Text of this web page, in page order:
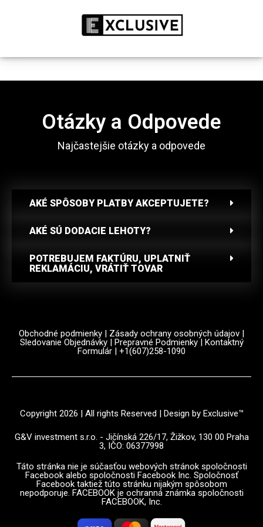
ZĽAVA: 50% LEN DNES!
KÚPIŤ
Otázky a Odpovede
Najčastejšie otázky a odpovede
AKÉ SPÔSOBY PLATBY AKCEPTUJETE?
AKÉ SÚ DODACIE LEHOTY?
POTREBUJEM FAKTÚRU, UPLATNIŤ
REKLAMÁCIU, VRÁTIŤ TOVAR
Obchodné podmienky | Zásady ochrany osobných údajov |
Sledovanie Objednávky| Prepravné Podmienky| Kontaktný
Formulár | +1(607)258-1090
Copyright 2026 | All rights Reserved | Design by Exclusive™️
G&V investment s.r.o. - Jičínská 226/17, Žižkov, 130 00 Praha
3, IČO: 06377998
Táto stránka nie je súčasťou webových stránok spoločnosti
Facebook alebo spoločnosti Facebook Inc. Spoločnosť
Facebook taktiež túto stránku nijakým spôsobom
nepodporuje. FACEBOOK je ochranná známka spoločnosti
FACEBOOK, Inc.